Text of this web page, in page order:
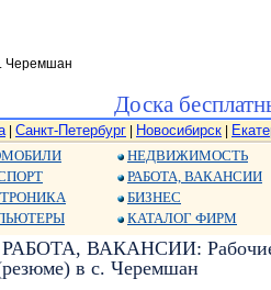
Доска
| Санкт-Петербург Новосибирск
НЕДВИЖИМОСТЬ
РАБОТА, ВАКАНСИИ
БИЗНЕС
КАТАЛОГ ФИРМ
РАБОТА, ВАКАНСИИ: Рабочие
в с. Черемшан